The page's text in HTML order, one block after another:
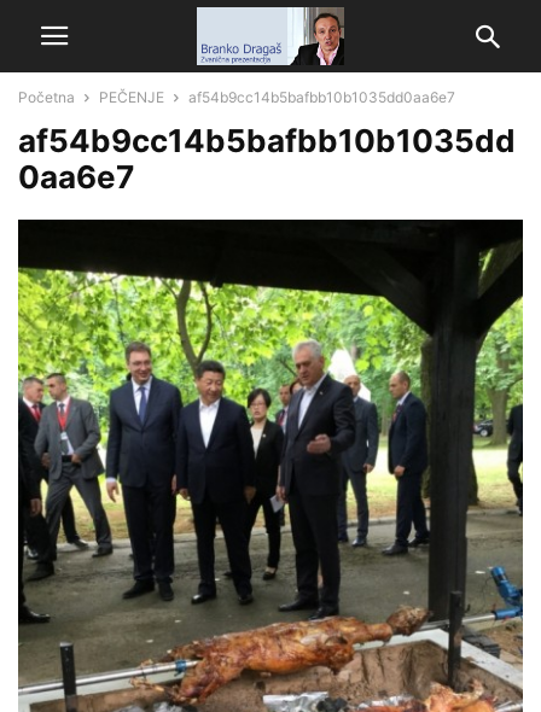
Početna PEČENJE af54b9cc14b5bafbb10b1035dd0aa6e7
af54b9cc14b5bafbb10b1035dd
0aa6e7